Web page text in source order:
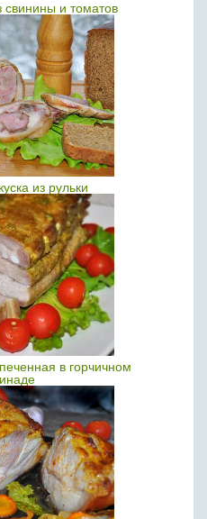
и томатов
из рульки
в горчичном